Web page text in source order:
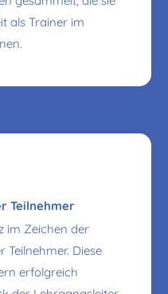
als Trainer im
Teilnehmer
im Zeichen der
Diese
erfolgreich